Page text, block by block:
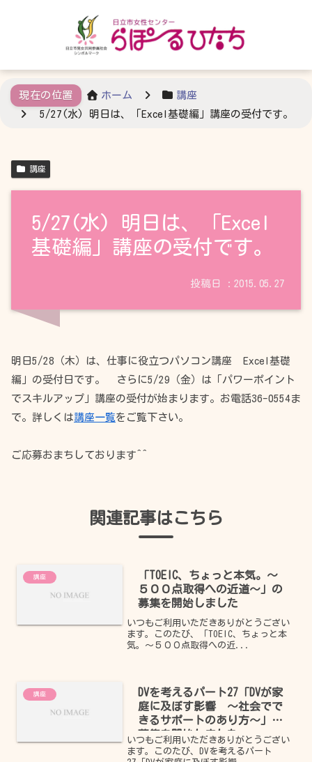
ホーム
講座
5/27(水) 明日は、「Excel基礎編」講座の受付です。
講座
5/27(水) 明日は、「Excel
基礎編」講座の受付です。
2015.05.27
明日5/28（木）は、仕事に役立つパソコン講座 Excel基礎
編」の受付日です。 さらに5/29（金）は「パワーポイント
でスキルアップ」講座の受付が始まります。お電話36-0554ま
で。詳しくは講座一覧をご覧下さい。
ご応募おまちしております^^
関連記事はこちら
講座
「TOEIC、ちょっと本気。～
５００点取得への近道～」の
募集を開始しました
いつもご利用いただきありがとうござい
ます。このたび、「TOEIC、ちょっと本
気。～５００点取得への近...
講座
DVを考えるパート27「DVが家
庭に及ぼす影響 ～社会でで
きるサポートのあり方～」の
募集を開始しました
いつもご利用いただきありがとうござい
ます。このたび、DVを考えるパート